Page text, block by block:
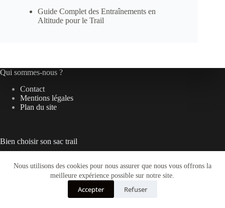
Nous utilisons des cookies pour nous assurer que nous vous offrons la
meilleure expérience possible sur notre site.
Accepter Refuser
Guide Complet des Entraînements en
Altitude pour le Trail
Qui sommes-nous ?
Contact
Mentions légales
Plan du site
Bien choisir son sac trail
Boutique
Guides d’achat